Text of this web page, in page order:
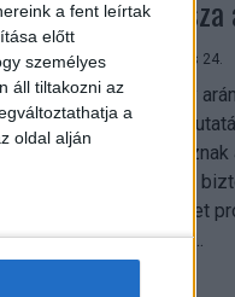
a fent leírtak
előtt
személyes
áll tiltakozni az
a
oldal alján
szerezhetik
Digital Center 2026. július 24.
A munkavállalók nagy
munkában, ám friss
szervezetnél
világos irányelvek és
különösen ott jelenthet
üzleti információkkal...